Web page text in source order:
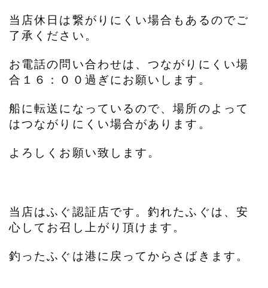
当店休日は繋がりにくい場合もあるのでご
了承ください。
お電話の問い合わせは、つながりにくい場
合１６：００過ぎにお願いします。
船に転送になっているので、場所のよって
はつながりにくい場合があります。
よろしくお願い致します。
当店はふぐ認証店です。釣れたふぐは、安
心してお召し上がり頂けます。
釣ったふぐは港に戻ってからさばきます。